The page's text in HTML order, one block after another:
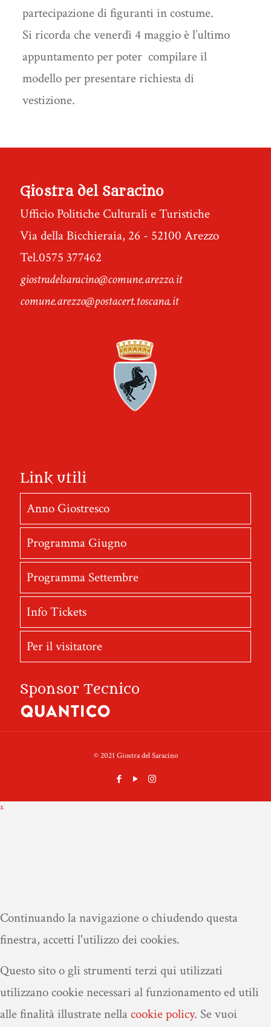
partecipazione di figuranti in costume.
Si ricorda che venerdì 4 maggio è l’ultimo
appuntamento per poter compilare il
modello per presentare richiesta di
vestizione.
Giostra del Saracino
Ufficio Politiche Culturali e Turistiche
Via della Bicchieraia, 26 - 52100 Arezzo
Tel.0575 377462
giostradelsaracino@comune.arezzo.it
comune.arezzo@postacert.toscana.it
Link utili
Anno Giostresco
Programma Giugno
Programma Settembre
Info Tickets
Per il visitatore
Sponsor Tecnico
© 2021 Giostra del Saracino
x
Continuando la navigazione o chiudendo questa
finestra, accetti l'utilizzo dei cookies.
Questo sito o gli strumenti terzi qui utilizzati
utilizzano cookie necessari al funzionamento ed utili
alle finalità illustrate nellacookie policy. Se vuoi